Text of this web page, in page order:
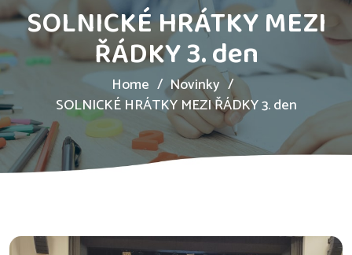
SOLNICKÉ HRÁTKY MEZI
ŘÁDKY 3. den
Home
Novinky
SOLNICKÉ HRÁTKY MEZI ŘÁDKY 3. den